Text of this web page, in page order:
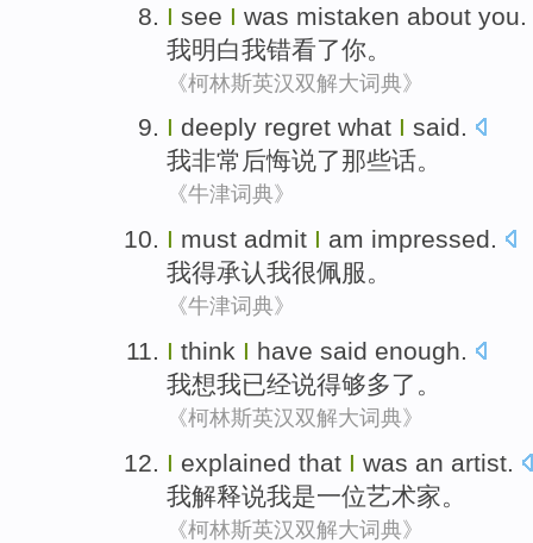
I see I was mistaken about you
我明白我错看了你。
《柯林斯英汉双解大词典》
I deeply regret what I said.
我非常 后悔说了那些话。
《牛津词典》
I must admit I am impressed.
我得承认我很佩服。
《牛津词典》
I think I have said enough.
我想我已经说得够多了 。
《柯林斯英汉双解大词典》
I explained that I was an artist.
我解释说我是一位艺术家。
《柯林斯英汉双解大词典》